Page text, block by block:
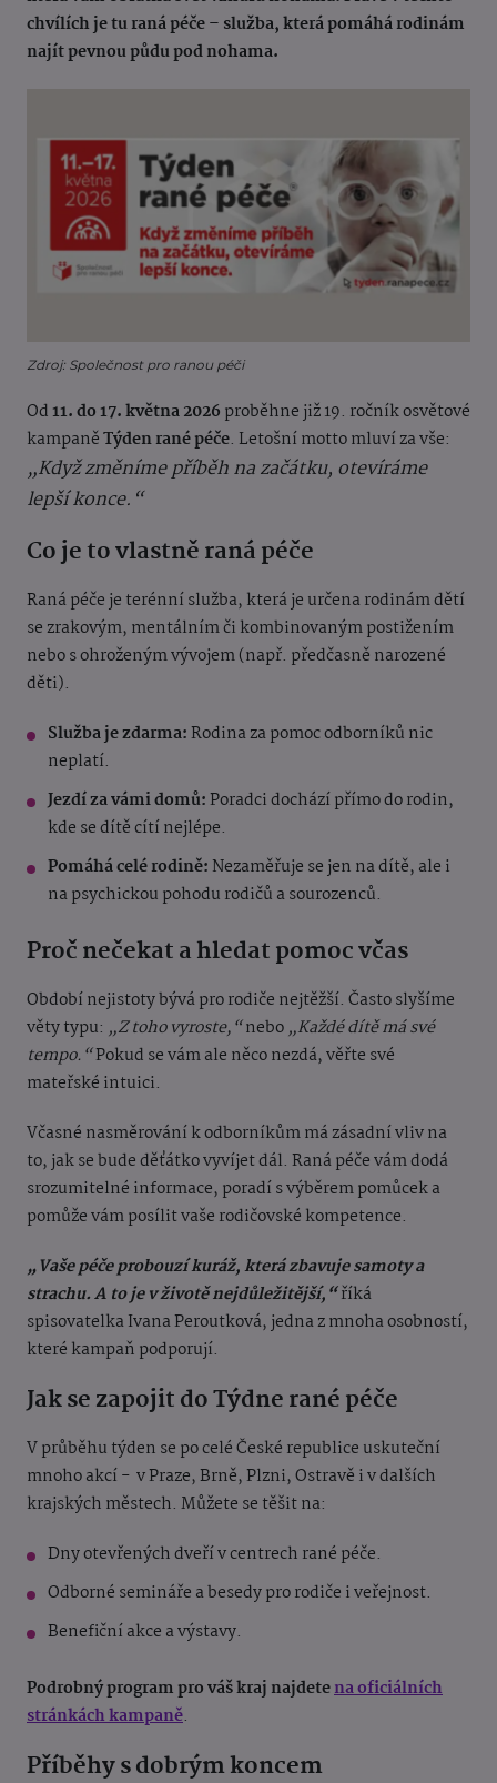
chvílích je tu raná péče – služba, která pomáhá rodinám
najít pevnou půdu pod nohama.
Zdroj: Společnost pro ranou péči
Od 11. do 17. května 2026 proběhne již 19. ročník osvětové
kampaněTýden rané péče. Letošní motto mluví za vše:
„Když změníme příběh na začátku, otevíráme
lepší konce.“
Co je to vlastně raná péče
Raná péče je terénní služba, která je určena rodinám dětí
se zrakovým, mentálním či kombinovaným postižením
nebo s ohroženým vývojem (např. předčasně narozené
děti).
Služba je zdarma:Rodina za pomoc odborníků nic
neplatí.
Jezdí za vámi domů:Poradci dochází přímo do rodin,
kde se dítě cítí nejlépe.
Pomáhá celé rodině: Nezaměřuje se jen na dítě, ale i
na psychickou pohodu rodičů a sourozenců.
Proč nečekat a hledat pomoc včas
Období nejistoty bývá pro rodiče nejtěžší. Často slyšíme
věty typu: „Z toho vyroste,“nebo„Každé dítě má své
tempo.“Pokud se vám ale něco nezdá, věřte své
mateřské intuici.
Včasné nasměrování k odborníkům má zásadní vliv na
to, jak se bude děťátko vyvíjet dál. Raná péče vám dodá
srozumitelné informace, poradí s výběrem pomůcek a
pomůže vám posílit vaše rodičovské kompetence.
„Vaše péče probouzí kuráž, která zbavuje samoty a
strachu. A to je v životě nejdůležitější,“říká
spisovatelka Ivana Peroutková, jedna z mnoha osobností,
které kampaň podporují.
Jak se zapojit do Týdne rané péče
V průběhu týden se po celé České republice uskuteční
mnoho akcí - v Praze, Brně, Plzni, Ostravě i v dalších
krajských městech. Můžete se těšit na:
Dny otevřených dveří v centrech rané péče.
Odborné semináře a besedy pro rodiče i veřejnost.
Benefiční akce a výstavy.
Podrobný program pro váš kraj najdetena oficiálních
stránkách kampaně.
Příběhy s dobrým koncem